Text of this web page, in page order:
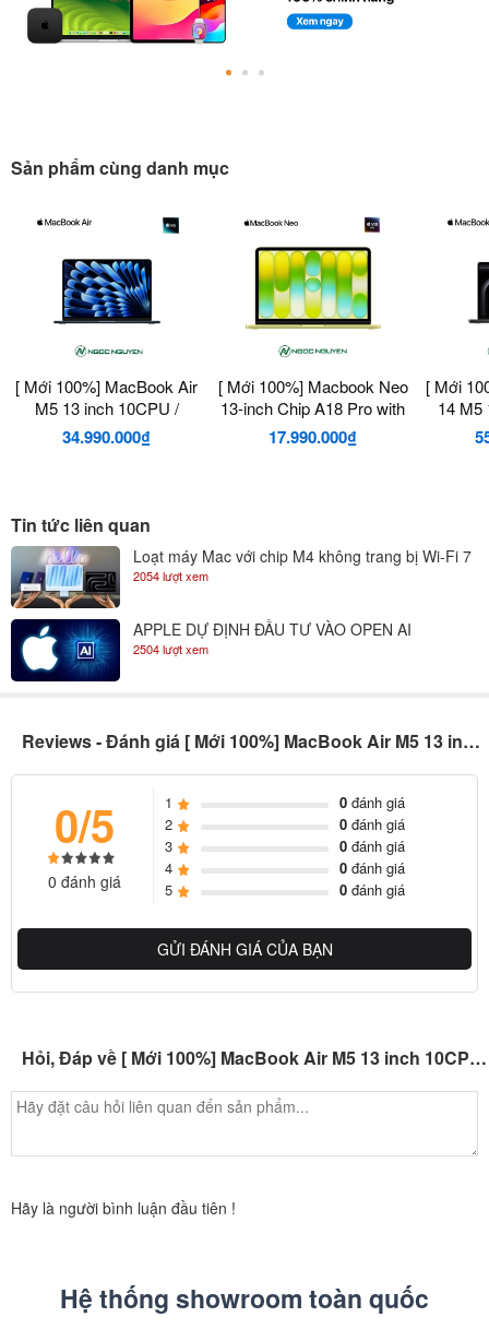
Sản phẩm cùng danh mục
[ Mới 100%] MacBook Air
M5 13 inch 10CPU /
8GPU
34.990.000₫
[ Mới 100%] Macbook Neo
13-inch Chip A18 Pro with
6‑Core/CPU 5‑Core
17.990.000₫
[ Mới
14 M5
Tin tức liên quan
Loạt máy Mac với chip M4 không trang bị Wi-Fi 7
2054 lượt xem
APPLE DỰ ĐỊNH ĐẦU TƯ VÀO OPEN AI
2504 lượt xem
Reviews - Đánh giá [ Mới 100%] MacBook Air M5 13 inch 10CPU / 10GPU
0/5
0 đánh giá
1 0đánh giá
2
0đánh giá
3
0đánh giá
4
0đánh giá
5
0đánh giá
GỬI ĐÁNH GIÁ CỦA BẠN
Hỏi, Đáp về [ Mới 100%] MacBook Air M5 13 inch 10CPU / 10GPU
Hãy là người bình luận đầu tiên !
Hệ thống showroom toàn quốc